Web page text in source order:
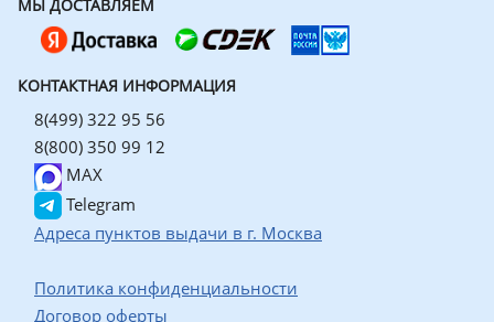
МЫ ДОСТАВЛЯЕМ
КОНТАКТНАЯ ИНФОРМАЦИЯ
8(499) 322 95 56
8(800) 350 99 12
MAX
Telegram
Адреса пунктов выдачи в г. Москва
Политика конфиденциальности
Договор оферты